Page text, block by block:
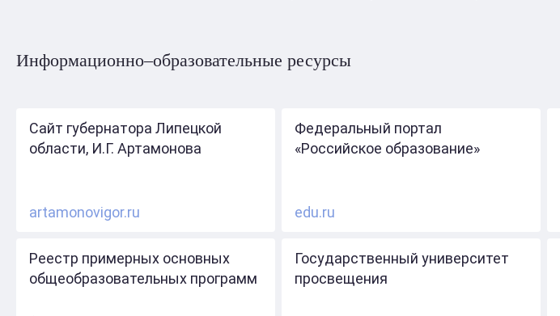
Информационно–образовательные ресурсы
Сайт губернатора Липецкой
области, И.Г. Артамонова
artamonovigor.ru
Федеральный портал
«Российское образование»
edu.ru
Реестр примерных основных
общеобразовательных программ
Государственный университет
просвещения